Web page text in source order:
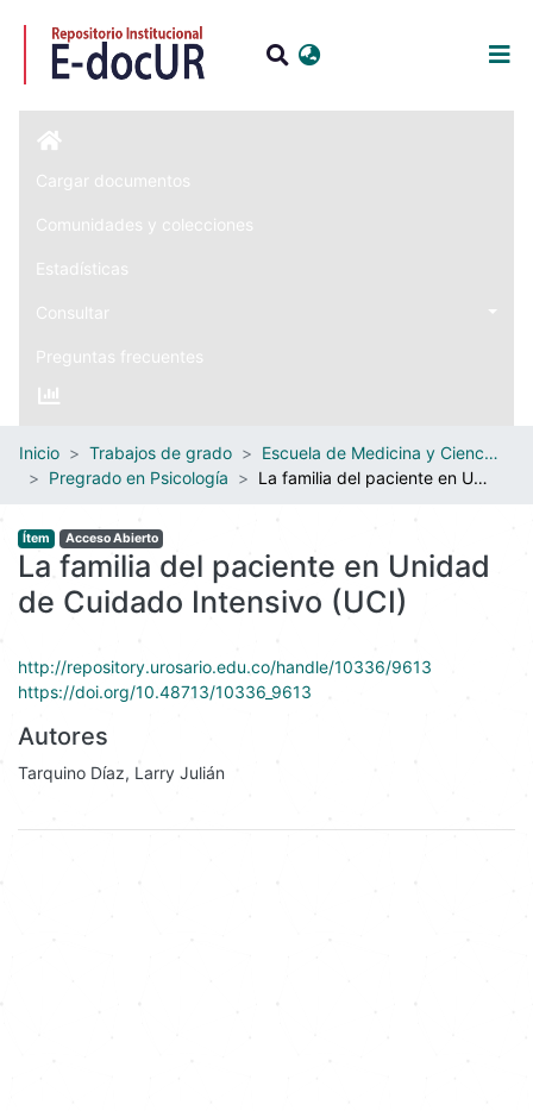
Cargar documentos
Comunidades y colecciones
Estadísticas
Consultar
Preguntas frecuentes
Inicio Trabajos de grado
Escuela de Medicina y Ciencias de la Salud
Pregrado en Psicología
La familia del paciente en Unidad de Cuidado Intensivo (UCI)
Ítem Acceso Abierto
La familia del paciente en Unidad
de Cuidado Intensivo (UCI)
http://repository.urosario.edu.co/handle/10336/9613
https://doi.org/10.48713/10336_9613
Autores
Tarquino Díaz, Larry Julián